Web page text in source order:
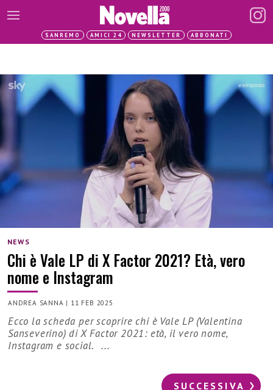
SANREMO AMICI 24 NEWSLETTER ABBONATI
NEWS
Chi è Vale LP di X Factor 2021? Età, vero
nome e Instagram
ANDREA SANNA | 11 FEB 2025
Ecco la scheda per scoprire chi è Vale LP (Valentina
Sanseverino) di X Factor 2021: età, il vero nome,
Instagram e social. ...
SUCCESSIVA